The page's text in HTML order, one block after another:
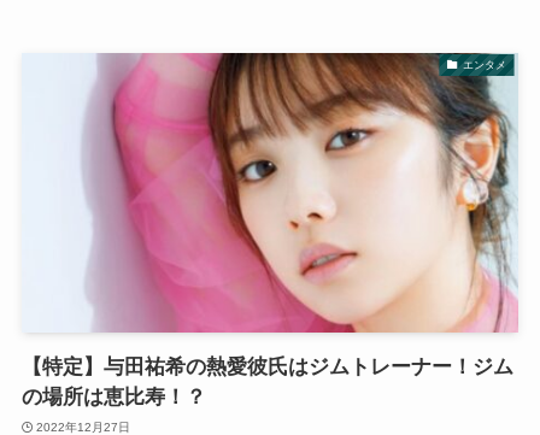
エンタメ
【特定】与田祐希の熱愛彼氏はジムトレーナー！ジム
の場所は恵比寿！？
2022年12月27日